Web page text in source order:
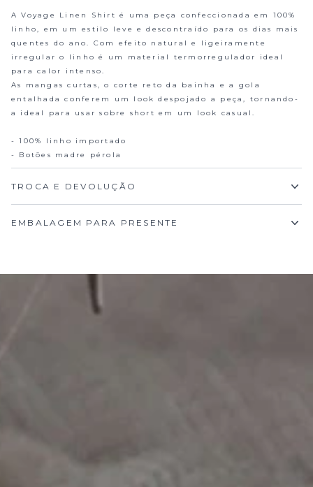
A Voyage Linen Shirt é uma peça confeccionada em 100%
linho, em um estilo leve e descontraído para os dias mais
quentes do ano. Com efeito natural e ligeiramente
irregular o linho é um material termorregulador ideal
para calor intenso.
As mangas curtas, o corte reto da bainha e a gola
entalhada conferem um look despojado a peça, tornando-
a ideal para usar sobre short em um look casual.
- 100% linho importado
- Botões madre pérola
TROCA E DEVOLUÇÃO
EMBALAGEM PARA PRESENTE